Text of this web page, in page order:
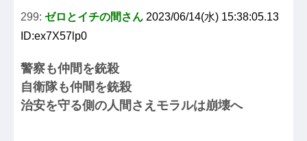
299: ゼロとイチの間さん 2023/06/14(水) 15:38:05.13
ID:ex7X57lp0
警察も仲間を銃殺
自衛隊も仲間を銃殺
治安を守る側の人間さえモラルは崩壊へ